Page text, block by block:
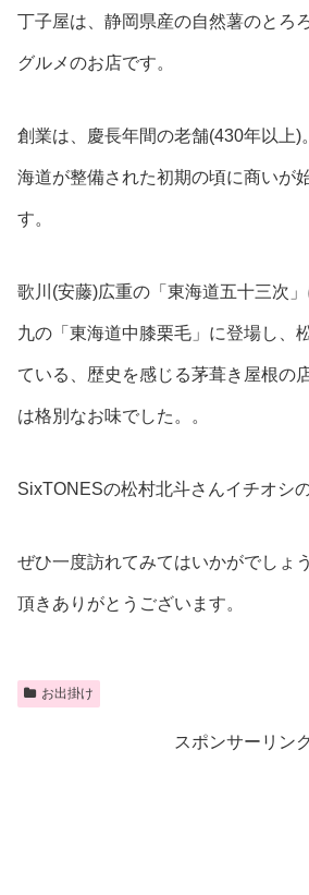
丁子屋は、静岡県産の自然薯のとろ
グルメのお店です。
創業は、慶長年間の老舗(430年以上)
海道が整備された初期の頃に商いが
す。
歌川(安藤)広重の「東海道五十三次
九の「東海道中膝栗毛」に登場し、
ている、歴史を感じる茅葺き屋根の
は格別なお味でした。。
SixTONESの松村北斗さんイチオシ
ぜひ一度訪れてみてはいかがでしょ
頂きありがとうございます。
お出掛け
スポンサーリンク